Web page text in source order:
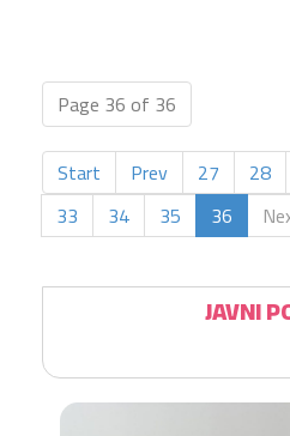
Page 36 of 36
Start
Prev 27 28
33
34 35 36
JAVNI